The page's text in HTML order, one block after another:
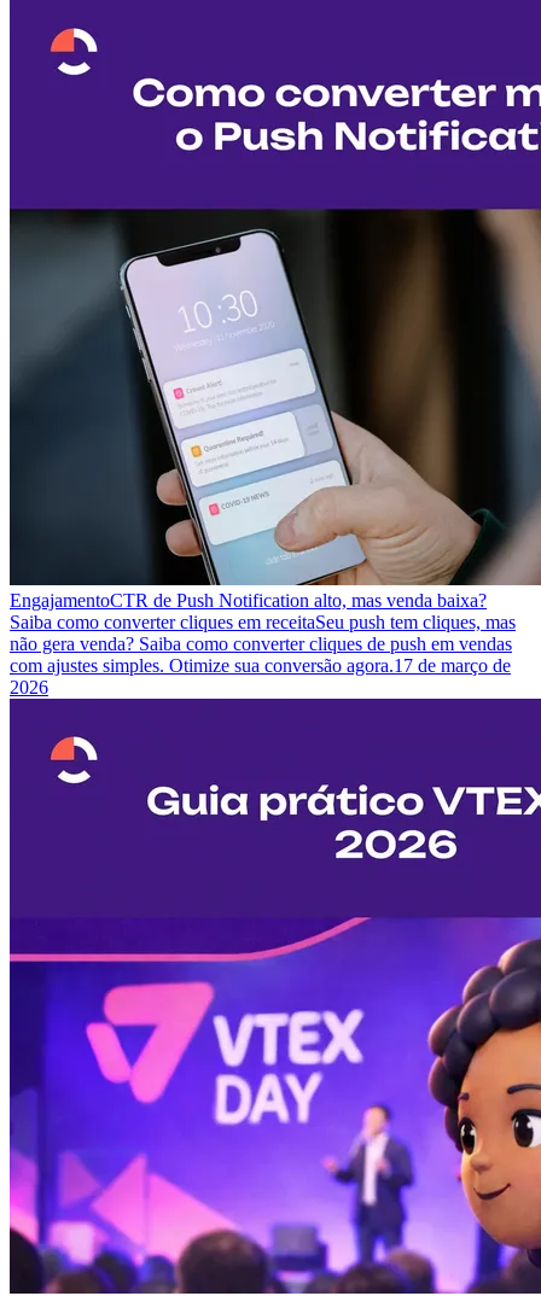
EngajamentoCTR de Push Notification alto, mas venda baixa?
Saiba como converter cliques em receitaSeu push tem cliques, mas
não gera venda? Saiba como converter cliques de push em vendas
com ajustes simples. Otimize sua conversão agora.17 de março de
2026